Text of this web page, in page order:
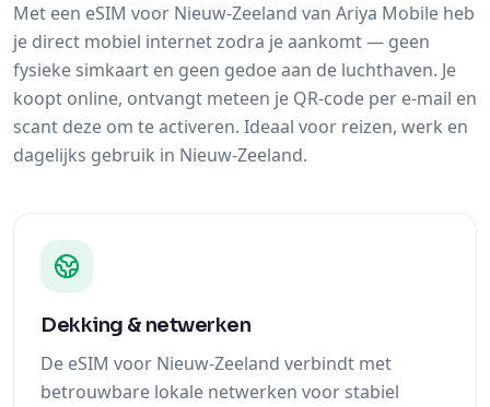
Met een eSIM voor Nieuw-Zeeland van Ariya Mobile heb
je direct mobiel internet zodra je aankomt — geen
fysieke simkaart en geen gedoe aan de luchthaven. Je
koopt online, ontvangt meteen je QR-code per e-mail en
scant deze om te activeren. Ideaal voor reizen, werk en
dagelijks gebruik in Nieuw-Zeeland.
Dekking & netwerken
De eSIM voor Nieuw-Zeeland verbindt met
betrouwbare lokale netwerken voor stabiel